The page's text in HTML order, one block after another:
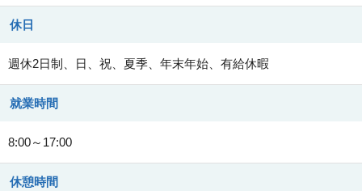
休日
週休2日制、日、祝、夏季、年末年始、有給休暇
就業時間
8:00～17:00
休憩時間